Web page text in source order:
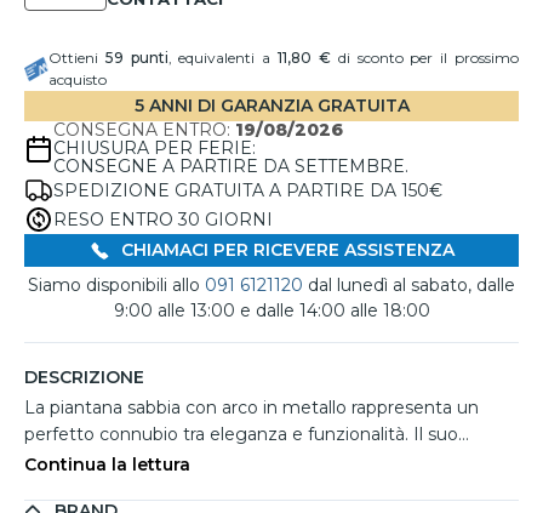
Ottieni 59 punti, equivalenti a11,80 €di sconto per il prossimo
acquisto
5 ANNI DI GARANZIA GRATUITA
CONSEGNA ENTRO: 19/08/2026
CHIUSURA PER FERIE:
CONSEGNE A PARTIRE DA SETTEMBRE.
SPEDIZIONE GRATUITA A PARTIRE DA 150€
RESO ENTRO 30 GIORNI
CHIAMACI PER RICEVERE ASSISTENZA
Siamo disponibili allo 091 6121120 dal lunedì al sabato, dalle
9:00 alle 13:00 e dalle 14:00 alle 18:00
DESCRIZIONE
La piantana sabbia con arco in metallo rappresenta un
perfetto connubio tra eleganza e funzionalità. Il suo
design moderno, caratterizzato da una struttura in acciaio
Continua la lettura